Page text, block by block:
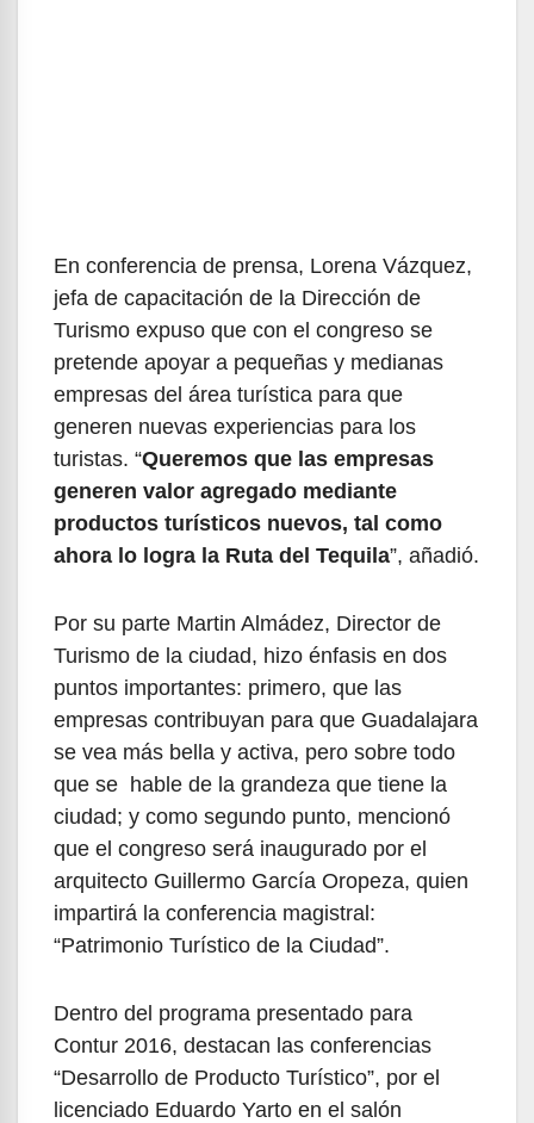
En conferencia de prensa, Lorena Vázquez,
jefa de capacitación de la Dirección de
Turismo expuso que con el congreso se
pretende apoyar a pequeñas y medianas
empresas del área turística para que
generen nuevas experiencias para los
turistas. “Queremos que las empresas
generen valor agregado mediante
productos turísticos nuevos, tal como
ahora lo logra la Ruta del Tequila”, añadió.
Por su parte Martin Almádez, Director de
Turismo de la ciudad, hizo énfasis en dos
puntos importantes: primero, que las
empresas contribuyan para que Guadalajara
se vea más bella y activa, pero sobre todo
que se hable de la grandeza que tiene la
ciudad; y como segundo punto, mencionó
que el congreso será inaugurado por el
arquitecto Guillermo García Oropeza, quien
impartirá la conferencia magistral:
“Patrimonio Turístico de la Ciudad”.
Dentro del programa presentado para
Contur 2016, destacan las conferencias
“Desarrollo de Producto Turístico”, por el
licenciado Eduardo Yarto en el salón